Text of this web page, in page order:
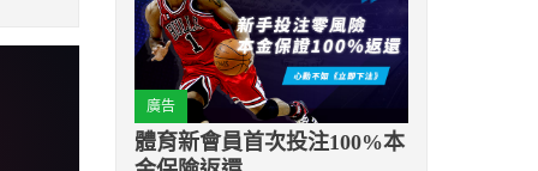
廣告
體育新會員首次投注100%本